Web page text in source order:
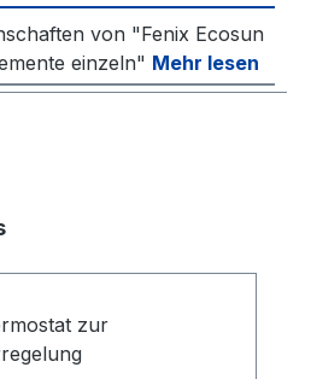
von "Fenix Ecosun
einzeln" Mehr lesen